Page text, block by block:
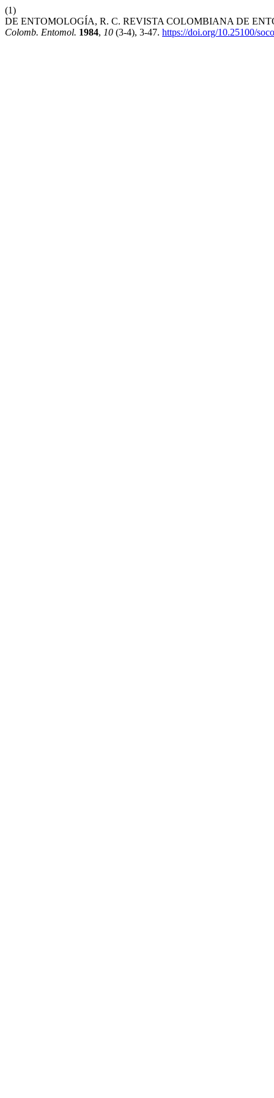
(1)
DE ENTOMOLOGÍA, R. C. REVISTA COLOMBIANA DE
Colomb. Entomol. 1984, 10 (3-4), 3-47. https://doi.org/10.25100/